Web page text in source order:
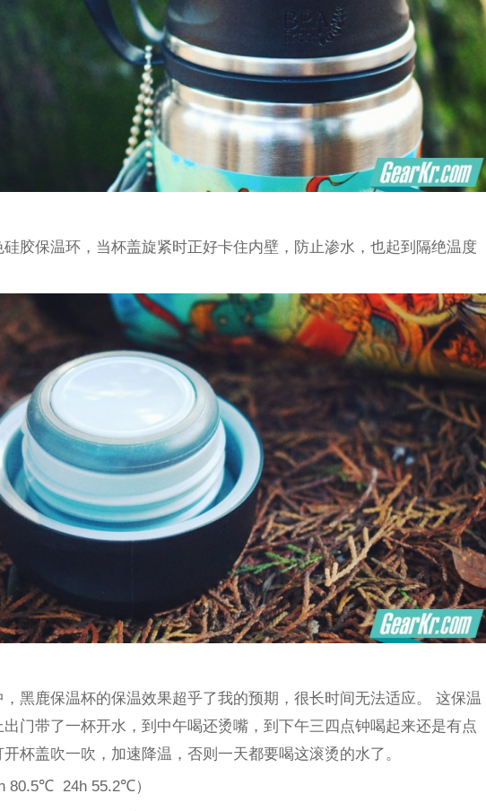
胶保温环，当杯盖旋紧时正好卡住内壁，防止渗水，也起到隔绝温度
黑鹿保温杯的保温效果超乎了我的预期，很长时间无法适应。 这保温
门带了一杯开水，到中午喝还烫嘴，到下午三四点钟喝起来还是有点
杯盖吹一吹，加速降温，否则一天都要喝这滚烫的水了。
80.5℃ 24h 55.2℃）